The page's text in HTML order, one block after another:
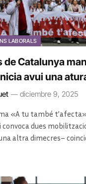
LABORALS
de Catalunya
avui una
diciembre 9, 2025
«A tu també
dues
altra dimecres–